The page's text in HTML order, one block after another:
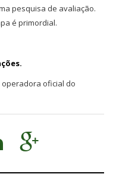
pesquisa de avaliação.
é primordial.
operadora oficial do